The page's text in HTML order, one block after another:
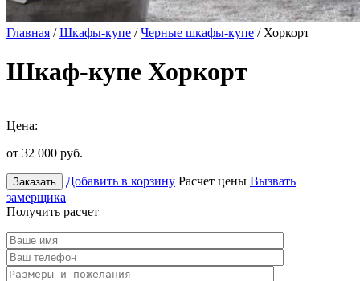
Главная /Шкафы-купе /Черные шкафы-купе / Хоркорт
Шкаф-купе Хоркорт
Цена:
от 32 000 руб.
Заказать Добавить в корзину Расчет цены Вызвать
замерщика
Получить расчет